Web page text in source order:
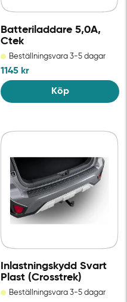
Batteriladdare 5,0A,
Ctek
Beställningsvara 3-5 dagar
1145 kr
Köp
Inlastningskydd Svart
Plast (Crosstrek)
Beställningsvara 3-5 dagar